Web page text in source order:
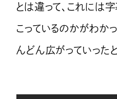
とは違って、これには
こっているのかがわか
んどん広がっていった